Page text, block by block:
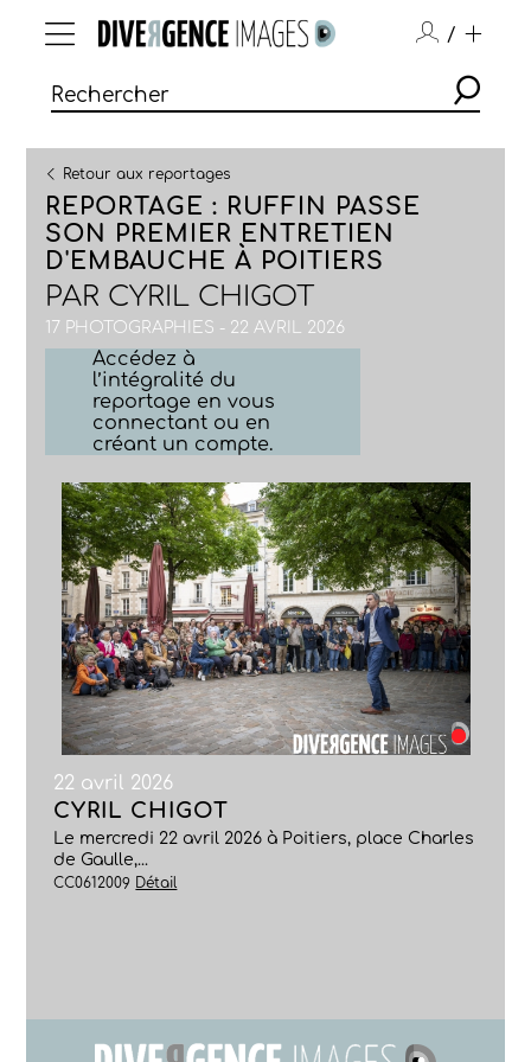
/
Retour aux reportages
REPORTAGE : RUFFIN PASSE
SON PREMIER ENTRETIEN
D'EMBAUCHE À POITIERS
PAR CYRIL CHIGOT
17 PHOTOGRAPHIES - 22 AVRIL 2026
Accédez à
l’intégralité du
reportage en vous
connectant ou en
créant un compte.
22 avril 2026
CYRIL CHIGOT
Le mercredi 22 avril 2026 à Poitiers, place Charles
de Gaulle,...
CC0612009 Détail